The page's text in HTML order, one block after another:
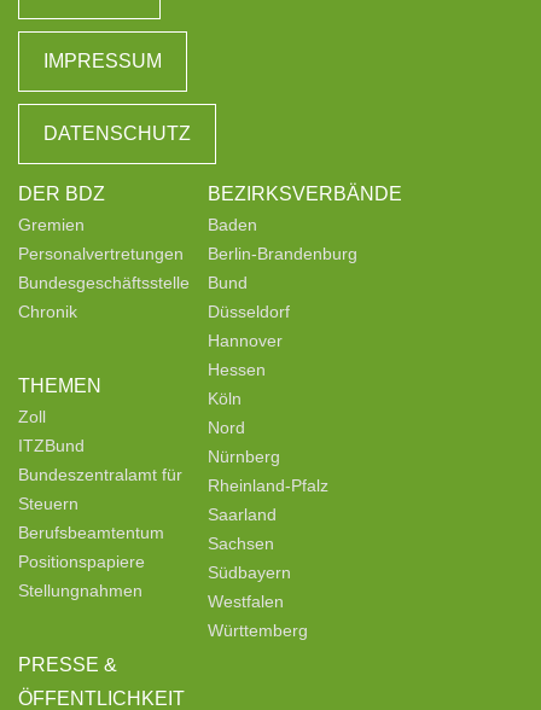
IMPRESSUM
DATENSCHUTZ
DER BDZ
Gremien
Personalvertretungen
Bundesgeschäftsstelle
Chronik
THEMEN
Zoll
ITZBund
Bundeszentralamt für
Steuern
Berufsbeamtentum
Positionspapiere
Stellungnahmen
PRESSE &
ÖFFENTLICHKEIT
BEZIRKSVERBÄNDE
Baden
Berlin-Brandenburg
Bund
Düsseldorf
Hannover
Hessen
Köln
Nord
Nürnberg
Rheinland-Pfalz
Saarland
Sachsen
Südbayern
Westfalen
Württemberg